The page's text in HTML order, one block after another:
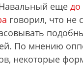
еще до
говорил, что не
По мнению
некоторые